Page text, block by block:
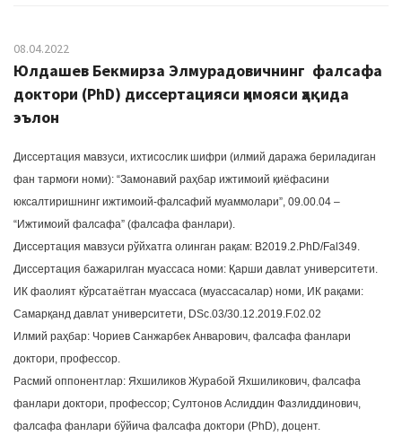
08.04.2022
Юлдашев Бекмирза Элмурадовичнинг фалсафа
доктори (PhD) диссертацияси ҳимояси ҳақида
эълон
Диссертация мавзуси, ихтисослик шифри (илмий даража бериладиган
фан тармоғи номи): “Замонавий раҳбар ижтимоий қиёфасини
юксалтиришнинг ижтимоий-фалсафий муаммолари”, 09.00.04 –
“Ижтимоий фалсафа” (фалсафа фанлари).
Диссертация мавзуси рўйхатга олинган рақам: B2019.2.PhD/Fal349.
Диссертация бажарилган муассаса номи: Қарши давлат университети.
ИК фаолият кўрсатаётган муассаса (муассасалар) номи, ИК рақами:
Самарқанд давлат университети, DSc.03/30.12.2019.F.02.02
Илмий раҳбар: Чориев Санжарбек Анварович, фалсафа фанлари
доктори, профессор.
Расмий оппонентлар: Яхшиликов Журабой Яхшиликович, фалсафа
фанлари доктори, профессор; Султонов Аслиддин Фазлиддинович,
фалсафа фанлари бўйича фалсафа доктори (PhD), доцент.